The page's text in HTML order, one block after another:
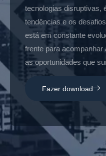
tecnologias disruptivas,
tendências e os
está em constante
frente para
as oportunidades que
Fazer download